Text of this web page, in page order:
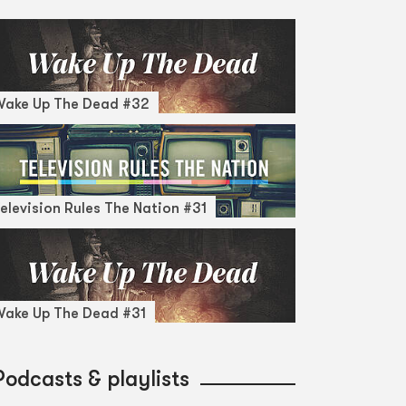
Up The Dead #32
Rules The Nation #31
Up The Dead #31
& playlists